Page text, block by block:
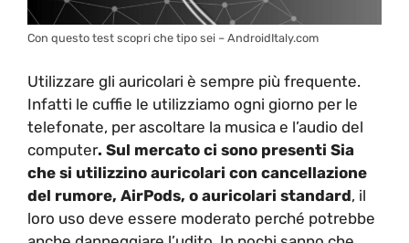
Con questo test scopri che tipo sei – AndroidItaly.com
Utilizzare gli auricolari è sempre più frequente.
Infatti le cuffie le utilizziamo ogni giorno per le
telefonate, per ascoltare la musica e l’audio del
computer. Sul mercato ci sono presenti Sia
che si utilizzino auricolari con cancellazione
del rumore, AirPods, o auricolari standard, il
loro uso deve essere moderato perché potrebbe